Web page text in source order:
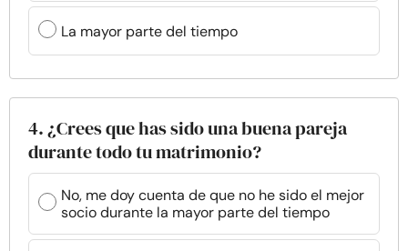
La mayor parte del tiempo
4. ¿Crees que has sido una buena pareja
durante todo tu matrimonio?
No, me doy cuenta de que no he sido el mejor
socio durante la mayor parte del tiempo